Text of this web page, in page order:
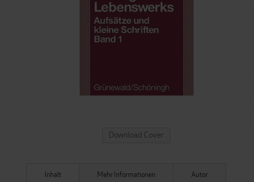
ZUM
ANFANG
Download Cover
Inhalt Mehr Informationen Autor